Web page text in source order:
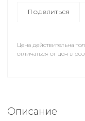
Поделиться
Цена действительна
отличаться от цен в
Описание